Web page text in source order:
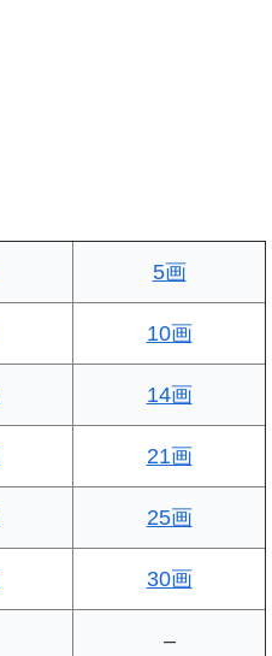
5画
10画
14画
21画
25画
30画
–